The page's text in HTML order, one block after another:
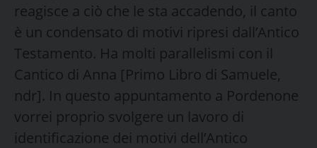
reagisce a ciò che le sta accadendo, il canto
è un condensato di motivi ripresi dall’Antico
Testamento. Ha molti parallelismi con il
Cantico di Anna [Primo Libro di Samuele,
ndr]. In questo appuntamento a Pordenone
vorrei proprio svolgere un lavoro di
identificazione dei motivi dell’Antico